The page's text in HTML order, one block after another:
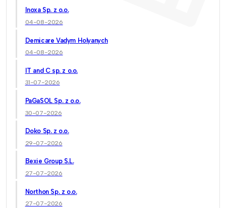
Inoxa Sp. z o.o.
04-08-2026
Demicare Vadym Holyanych
04-08-2026
IT and C sp. z o.o.
31-07-2026
PaGaSOL Sp. z o.o.
30-07-2026
Doko Sp. z o.o.
29-07-2026
Bexie Group S.L.
27-07-2026
Northon Sp. z o.o.
27-07-2026